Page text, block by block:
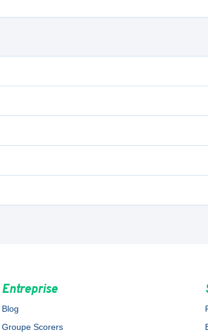
Entreprise
Blog
Groupe Scorers